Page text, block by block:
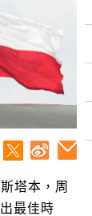
塔本，周
最佳時